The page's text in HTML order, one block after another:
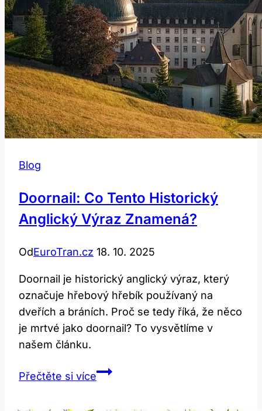
Blog
Doornail: Co Tento Historický
Anglický Výraz Znamená?
OdEuroTran.cz 18. 10. 2025
Doornail je historický anglický výraz, který
označuje hřebový hřebík používaný na
dveřích a bráních. Proč se tedy říká, že něco
je mrtvé jako doornail? To vysvětlíme v
našem článku.
Přečtěte si víceDoornail: